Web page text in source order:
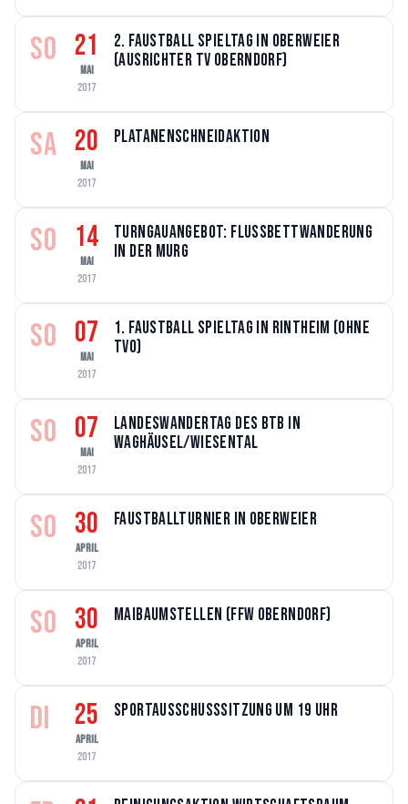
SO 21
MAI
2017
2. Faustball Spieltag in Oberweier
(Ausrichter TV Oberndorf)
SA 20
MAI
2017
Platanenschneidaktion
SO 14
MAI
2017
Turngauangebot: Flussbettwanderung
in der Murg
SO 07
MAI
2017
1. Faustball Spieltag in Rintheim (ohne
TVO)
SO 07
MAI
2017
Landeswandertag des BTB in
Waghäusel/Wiesental
SO 30
APRIL
2017
Faustballturnier in Oberweier
SO 30
APRIL
2017
Maibaumstellen (FFW Oberndorf)
DI 25
APRIL
2017
Sportausschusssitzung um 19 Uhr